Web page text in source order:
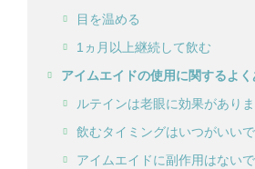
目を温める
1ヵ月以上継続して飲む
アイムエイドの使用に関するよ
ルテインは老眼に効果があり
飲むタイミングはいつがいいで
アイムエイドに副作用はない